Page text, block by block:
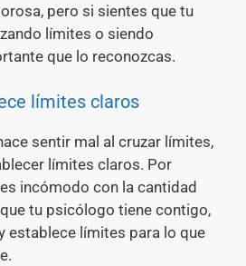
pero si sientes que tu
límites o siendo
que lo reconozcas.
límites claros
sentir mal al cruzar límites,
límites claros. Por
incómodo con la cantidad
tu psicólogo tiene contigo,
establece límites para lo que